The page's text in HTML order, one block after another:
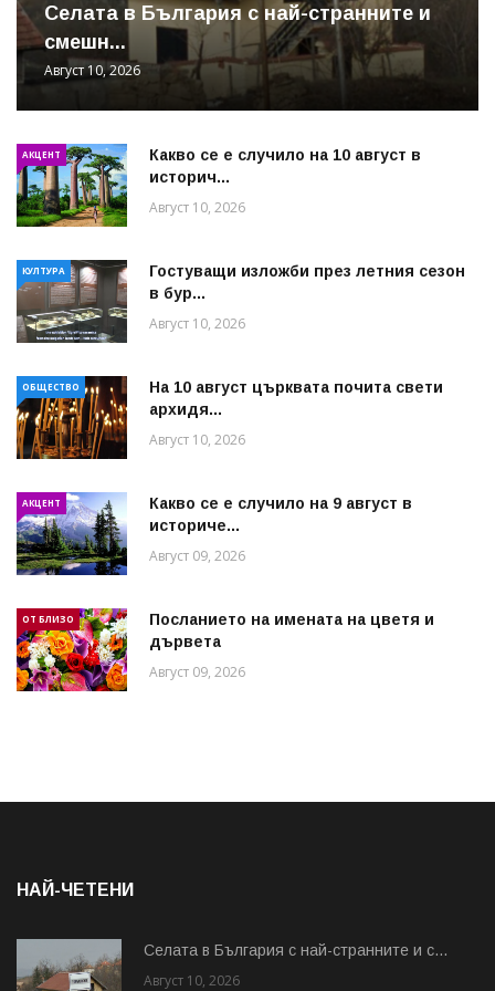
Cелата в България с най-странните и
смешн...
Август 10, 2026
АКЦЕНТ
Какво се е случило на 10 август в
историч...
Август 10, 2026
КУЛТУРА
Гостуващи изложби през летния сезон
в бур...
Август 10, 2026
ОБЩЕСТВО
На 10 август църквата почита свети
архидя...
Август 10, 2026
АКЦЕНТ
Какво се е случило на 9 август в
историче...
Август 09, 2026
ОТ БЛИЗО
Посланието на имената на цветя и
дървета
Август 09, 2026
НАЙ-ЧЕТЕНИ
Cелата в България с най-странните и с...
Август 10, 2026